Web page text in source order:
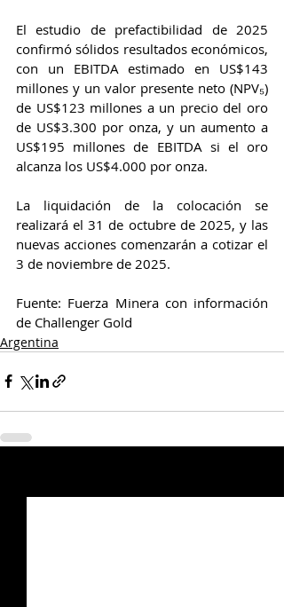
El estudio de prefactibilidad de 2025
confirmó sólidos resultados económicos,
con un EBITDA estimado en US$143
millones y un valor presente neto (NPV₅)
de US$123 millones a un precio del oro
de US$3.300 por onza, y un aumento a
US$195 millones de EBITDA si el oro
alcanza los US$4.000 por onza.
La liquidación de la colocación se
realizará el 31 de octubre de 2025, y las
nuevas acciones comenzarán a cotizar el
3 de noviembre de 2025.
Fuente: Fuerza Minera con información
de Challenger Gold
Argentina